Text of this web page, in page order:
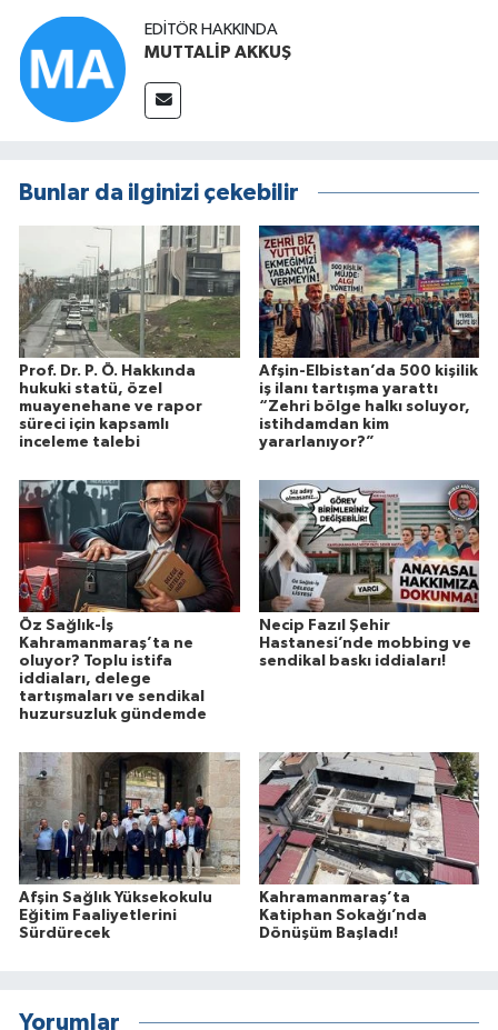
EDITÖR HAKKINDA
MUTTALİP AKKUŞ
Bunlar da ilginizi çekebilir
Prof. Dr. P. Ö. Hakkında
hukuki statü, özel
muayenehane ve rapor
süreci için kapsamlı
inceleme talebi
Afşin-Elbistan’da 500 kişilik
iş ilanı tartışma yarattı
“Zehri bölge halkı soluyor,
istihdamdan kim
yararlanıyor?”
Öz Sağlık-İş
Kahramanmaraş’ta ne
oluyor? Toplu istifa
iddiaları, delege
tartışmaları ve sendikal
huzursuzluk gündemde
Necip Fazıl Şehir
Hastanesi’nde mobbing ve
sendikal baskı iddiaları!
Afşin Sağlık Yüksekokulu
Eğitim Faaliyetlerini
Sürdürecek
Kahramanmaraş’ta
Katiphan Sokağı’nda
Dönüşüm Başladı!
Yorumlar